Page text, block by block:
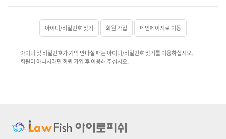
아이디/비밀번호 찾기 회원 가입 메인페이지로 이동
아이디 및 비밀번호가 기억 안나실 때는 아이디/비밀번호 찾기를 이용하십시오.
회원이 아니시라면 회원 가입 후 이용해 주십시오.